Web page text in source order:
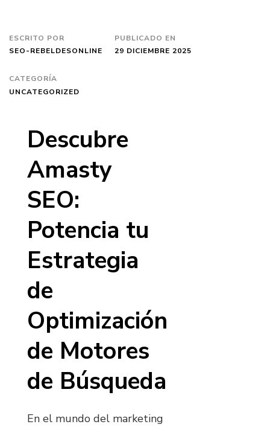
ESCRITO POR
SEO-REBELDESONLINE
PUBLICADO EN
29 DICIEMBRE 2025
CATEGORÍA
UNCATEGORIZED
Descubre
Amasty
SEO:
Potencia tu
Estrategia
de
Optimización
de Motores
de Búsqueda
En el mundo del marketing